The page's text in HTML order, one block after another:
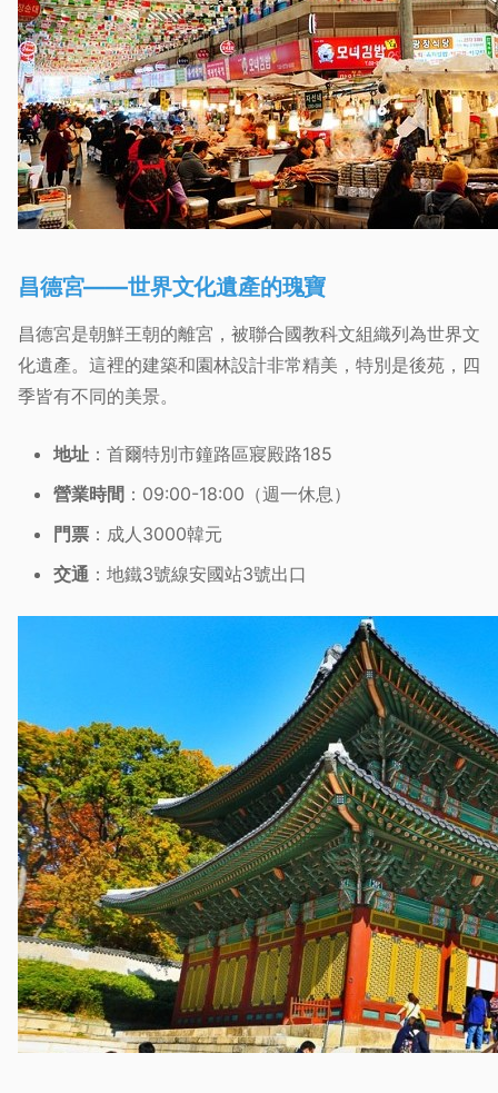
昌德宮——世界文化遺產的瑰寶
昌德宮是朝鮮王朝的離宮，被聯合國教科文組織列為世界文
化遺產。這裡的建築和園林設計非常精美，特別是後苑，四
季皆有不同的美景。
地址 ：首爾特別市鐘路區寢殿路185
營業時間 ：09:00-18:00（週一休息）
門票 ：成人3000韓元
交通 ：地鐵3號線安國站3號出口